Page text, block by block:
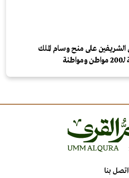
على منح وسام الملك
اتصل بنا